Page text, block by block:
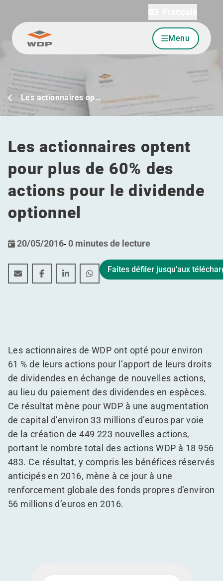
Allez au contenu Menu
Les actionnaires op…
Les actionnaires optent
pour plus de 60% des
actions pour le dividende
optionnel
20/05/2016- 0 minutes de lecture
Les actionnaires optent pour plus de 60% des
Les actionnaires optent pour plus de 60% des
Les actionnaires optent pour plus de
Les actionnaires optent pour plus
Faites défiler jusqu'aux
Les actionnaires de WDP ont opté pour environ
61 % de leurs actions pour l’apport de leurs droits
de dividendes en échange de nouvelles actions,
au lieu du paiement des dividendes en espèces.
Ce résultat mène pour WDP à une augmentation
de capital d’environ 33 millions d’euros par voie
de la création de 449 223 nouvelles actions,
portant le nombre total des actions WDP à 18 956
483. Ce résultat, y compris les bénéfices réservés
anticipés en 2016, mène à ce jour à une
renforcement globale des fonds propres d’environ
56 millions d’euros en 2016.